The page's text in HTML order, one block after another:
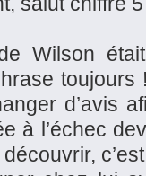
Wilson
d’avis
à l’échec